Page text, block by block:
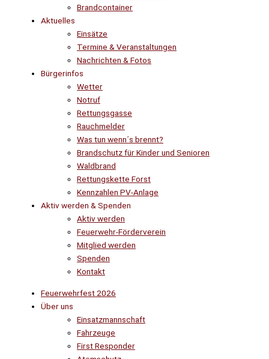
Brandcontainer
Aktuelles
Einsätze
Termine & Veranstaltungen
Nachrichten & Fotos
Bürgerinfos
Wetter
Notruf
Rettungsgasse
Rauchmelder
Was tun wenn´s brennt?
Brandschutz für Kinder und Senioren
Waldbrand
Rettungskette Forst
Kennzahlen PV-Anlage
Aktiv werden & Spenden
Aktiv werden
Feuerwehr-Förderverein
Mitglied werden
Spenden
Kontakt
Feuerwehrfest 2026
Über uns
Einsatzmannschaft
Fahrzeuge
First Responder